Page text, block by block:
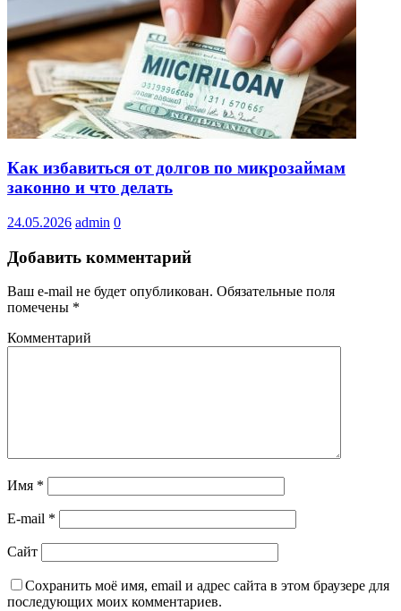
Как избавиться от долгов по микрозаймам
законно и что делать
24.05.2026 admin 0
Добавить комментарий
Ваш e-mail не будет опубликован. Обязательные поля
помечены *
Комментарий
Имя *
E-mail *
Сайт
Сохранить моё имя, email и адрес сайта в этом браузере для
последующих моих комментариев.